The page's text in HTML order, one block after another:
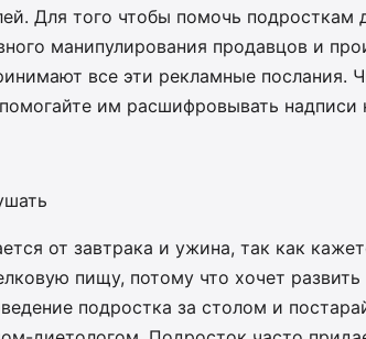
Для того чтобы помочь подросткам
манипулирования продавцов и
все эти рекламные послания.
им расшифровывать надписи
от завтрака и ужина, так как
пищу, потому что хочет развить
подростка за столом и